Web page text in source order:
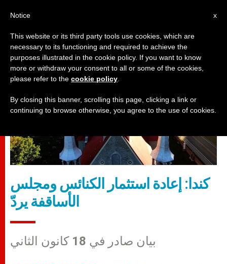
مجالس أسقفية
كندا: إعادة استثمار الكنائس ومجلس
الأساقفة يردّ
بيان صادر في 18 كانون الثاني
x
Notice
This website or its third party tools use cookies, which are
necessary to its functioning and required to achieve the
purposes illustrated in the cookie policy. If you want to know
more or withdraw your consent to all or some of the cookies,
please refer to the cookie policy
By closing this banner, scrolling this page, clicking a link or
continuing to browse otherwise, you agree to the use of cookies.